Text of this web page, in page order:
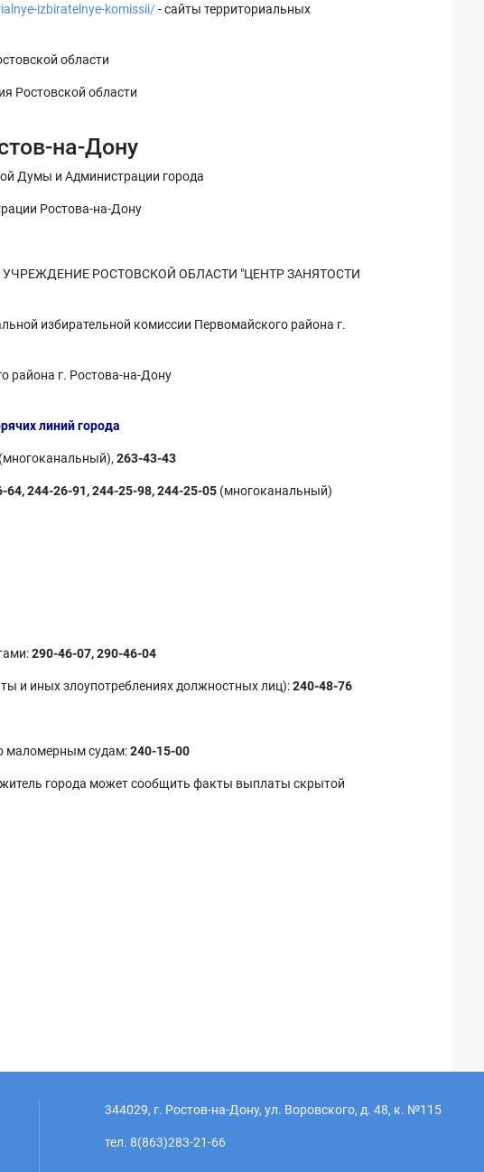
izbiratelnye-komissii/- сайты территориальных
области
Ростовской области
на-Дону
Думы и Администрации города
Ростова-на-Дону
РОСТОВСКОЙ ОБЛАСТИ "ЦЕНТР ЗАНЯТОСТИ
избирательной комиссии Первомайского района г.
района г. Ростова-на-Дону
линий города
(многоканальный), 263-43-43
64, 244-26-91, 244-25-98, 244-25-05 (многоканальный)
290-46-07, 290-46-04
и иных злоупотреблениях должностных лиц):240-48-76
маломерным судам:240-15-00
города может сообщить факты выплаты скрытой
344029, г. Ростов-на-Дону, ул. Воровского, д. 48, к. №115
тел. 8(863)283-21-66